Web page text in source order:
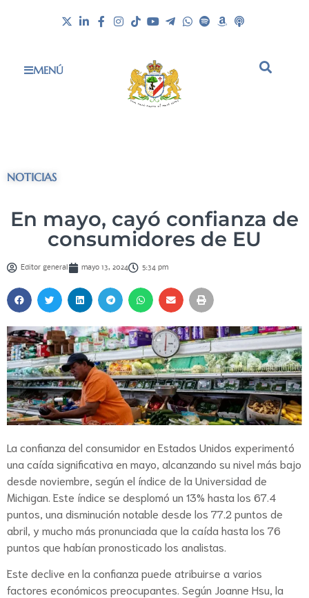
MENÚ
NOTICIAS
En mayo, cayó confianza de
consumidores de EU
Editor general mayo 13, 2024 5:34 pm
La confianza del consumidor en Estados Unidos experimentó
una caída significativa en mayo, alcanzando su nivel más bajo
desde noviembre, según el índice de la Universidad de
Michigan. Este índice se desplomó un 13% hasta los 67.4
puntos, una disminución notable desde los 77.2 puntos de
abril, y mucho más pronunciada que la caída hasta los 76
puntos que habían pronosticado los analistas.
Este declive en la confianza puede atribuirse a varios
factores económicos preocupantes. Según Joanne Hsu, la